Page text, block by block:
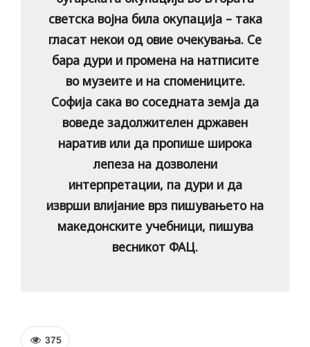
светска војна била окупација – така
гласат некои од овие очекувања. Се
бара дури и промена на натписите
во музеите и на спомениците.
Софија сака во соседната земја да
воведе задолжителен државен
наратив или да пропише широка
лепеза на дозволени
интерпретации, па дури и да
изврши влијание врз пишувањето на
македонските учебници, пишува
весникот ФАЦ.
375